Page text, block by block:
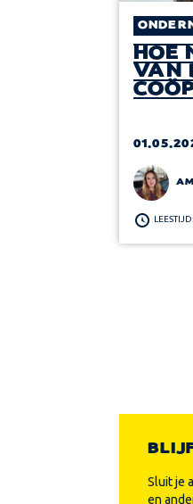
HOE
VAN
Sluit je
en